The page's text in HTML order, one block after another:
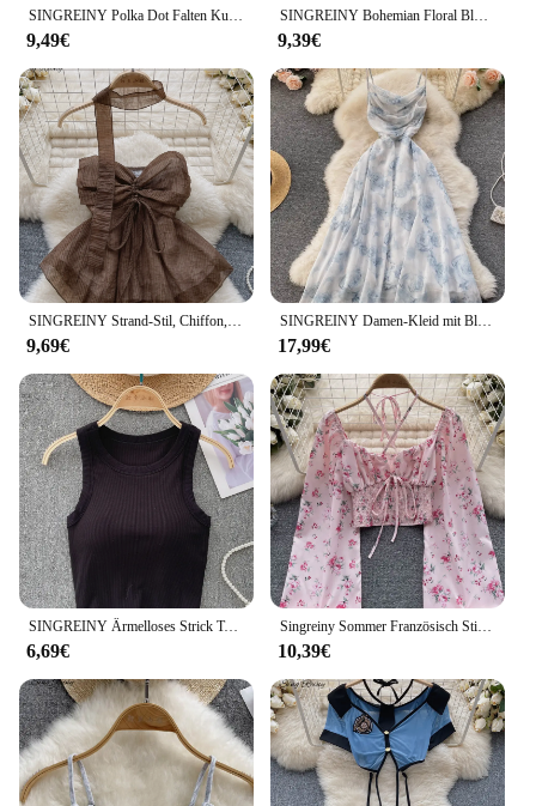
SINGREINY Polka Dot Falten Kurze Bluse Sommer Slash Neck Langarm Frauen Krawatte Halter Elastische Taille Mode Französisch Strand Top
9,49€
SINGREINY Bohemian Floral Blusen Frauen Sanfte Süße Französisch Elastische Geraffte Dünne Tops Frühling Casual Urlaub Eleganten Druck Shirts
9,39€
SINGREINY Strand-Stil, Chiffon, Röhrenoberteil, Neckholder, Bänder, Kordelzug, Schnürung, Schleife, schulterfrei, rückenfrei, modisch, Streetwear, sexy Weste
9,69€
SINGREINY Damen-Kleid mit Blumenmuster, Spaghettiträger, elastisch, gerüscht, sexy, hohl, rückenfrei, Partykleid, Sommer, Boho, Urlaub, Strand, Sommerkleid
17,99€
SINGREINY Ärmelloses Strick Top Frauen Backless Koreanische Bh O Neck Feste Elastische Taille Damen Elegante Mode Lässig Crop Top
6,69€
Singreiny Sommer Französisch Stil drucken kurze Bluse 2024 lange Ärmel elastische Strand Top Frauen Mode rücken freie geraffte Blumen bluse
10,39€